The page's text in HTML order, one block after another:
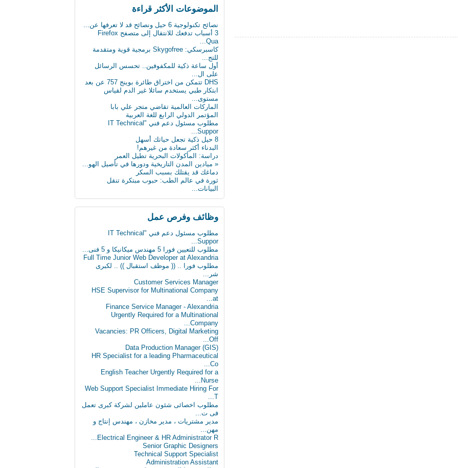
لماذا يجب على الحوامل تجنب تناول الجبنة
الطري...
بعد 3 عقود عدد الروبوتات سيفوق تعداد البشر
بن...
أول ساعة ذكية للمكفوفين.. تحسس الرسائل
على ال...
كيف تعطّل تحديث فيس بوك الذي أزعج الجميع؟
دراسة : كيلو عسل النحل يمنح طاقة تعادل 3
آلاف...
سن الأربعين لم يعد يمثل عائقا للزواج والإنجاب...
ثورة في عالم الطب: حبوب مبتكرة تنقل
البيانات...
علماء يابانيون يكشفون الرابط بين قلة النوم وا...
دماغك قد يقتلك بسبب السكر
8 حيل ذكية تجعل حياتك أسهل
« ميادين المدن التاريخية ودورها في تأصيل الهو...
ابتكار طبي يستخدم سائلا غير الدم لقياس
مستوى...
دراسة: المأكولات البحرية تطيل العمر
البدناء أكثر سعادة من غيرهم!
الموضوعات اﻷكثر قراءة
نصائح تكنولوجية 6 حيل ونصائح قد لا تعرفها عن...
3 أسباب تدفعك للانتقال إلى متصفح Firefox
Qua...
كاسبرسكي: Skygofree برمجية قوية ومتقدمة
للتج...
أول ساعة ذكية للمكفوفين.. تحسس الرسائل
على ال...
DHS تتمكن من اختراق طائرة بوينج 757 عن بعد
ابتكار طبي يستخدم سائلا غير الدم لقياس
مستوى...
الماركات العالمية تقاضي متجر علي بابا
المؤتمر الدولي الرابع للغة العربية
مطلوب مسئول دعم فني "IT Technical
Suppor...
8 حيل ذكية تجعل حياتك أسهل
البدناء أكثر سعادة من غيرهم!
دراسة: المأكولات البحرية تطيل العمر
« ميادين المدن التاريخية ودورها في تأصيل الهو...
دماغك قد يقتلك بسبب السكر
ثورة في عالم الطب: حبوب مبتكرة تنقل
البيانات...
وظائف وفرص عمل
مطلوب مسئول دعم فني "IT Technical
Suppor...
مطلوب للتعيين فورا 5 مهندس ميكانيكا و 5 فنى...
Full Time Junior Web Developer at Alexandria
مطلوب‬ فورا .. (( موظف استقبال )) .. لكبرى
شر...
Customer Services Manager
HSE Supervisor for Multinational Company
at...
Finance Service Manager - Alexandria
Urgently Required for a Multinational
Company...
Vacancies: PR Officers, Digital Marketing
Off...
Data Production Manager (GIS)
HR Specialist for a leading Pharmaceutical
Co...
English Teacher Urgently Required for a
Nurse...
Web Support Specialist Immediate Hiring For
T...
مطلوب اخصائى شئون عاملين لشركة كبرى تعمل
فى ت...
مدير مشتريات ، مدير مخازن ، مهندس إنتاج و
مهن...
Electrical Engineer & HR Administrator R...
Senior Graphic Designers
Technical Support Specialist
Administration Assistant